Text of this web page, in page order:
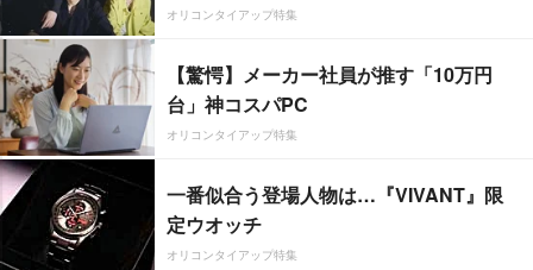
オリコンタイアップ特集
【驚愕】メーカー社員が推す「10万円
台」神コスパPC
オリコンタイアップ特集
一番似合う登場人物は…『VIVANT』限
定ウオッチ
オリコンタイアップ特集